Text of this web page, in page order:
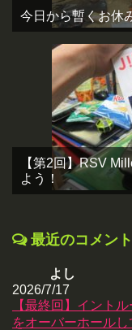
今日から暫くお休
【第2回】RSV
よう！
最近のコメント
よし
2026/7/17
【最終回】イント
をオーバーホールし